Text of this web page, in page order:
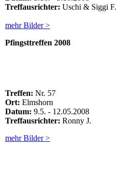
Treffausrichter: Uschi & Siggi F.
mehr Bilder >
Pfingsttreffen 2008
Treffen: Nr. 57
Ort: Elmshorn
Datum: 9.5. - 12.05.2008
Treffausrichter: Ronny J.
mehr Bilder >